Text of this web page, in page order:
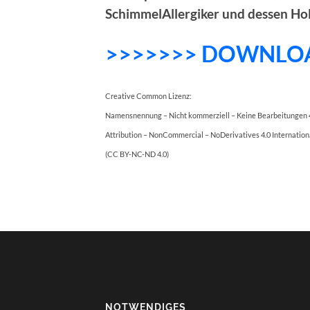
SchimmelAllergiker und dessen
>>>>>>>
Creative Common Lizenz:
Namensnennung – Nicht kommerziell – Keine Bearbeitungen
Attribution – NonCommercial – NoDerivatives 4.0
(CC BY-NC-ND 4.0)
NOTWENDIGES